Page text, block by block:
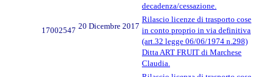
decadenza/cessazione.
17002547 20 Dicembre 2017
Rilascio licenze di trasporto cose
in conto proprio in via definitiva
(art.32 legge 06/06/1974 n.298)
Ditta ART FRUIT di Marchese
Claudia.